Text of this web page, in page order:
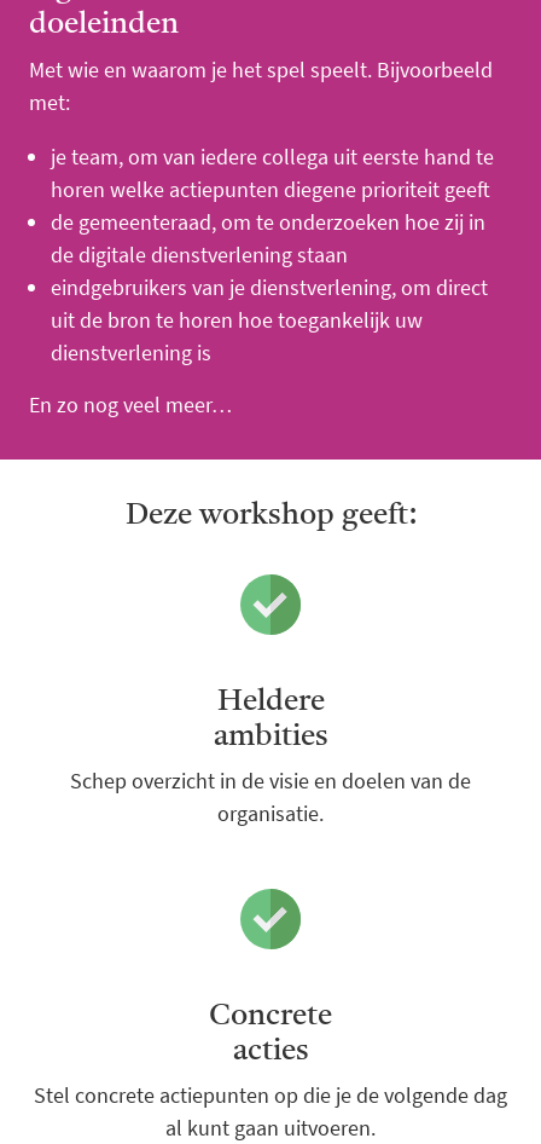
doeleinden
Met wie en waarom je het spel speelt. Bijvoorbeeld
met:
je team, om van iedere collega uit eerste hand te
horen welke actiepunten diegene prioriteit geeft
de gemeenteraad, om te onderzoeken hoe zij in
de digitale dienstverlening staan
eindgebruikers van je dienstverlening, om direct
uit de bron te horen hoe toegankelijk uw
dienstverlening is
En zo nog veel meer…
Deze workshop geeft:
Heldere
ambities
Schep overzicht in de visie en doelen van de
organisatie.
Concrete
acties
Stel concrete actiepunten op die je de volgende dag
al kunt gaan uitvoeren.